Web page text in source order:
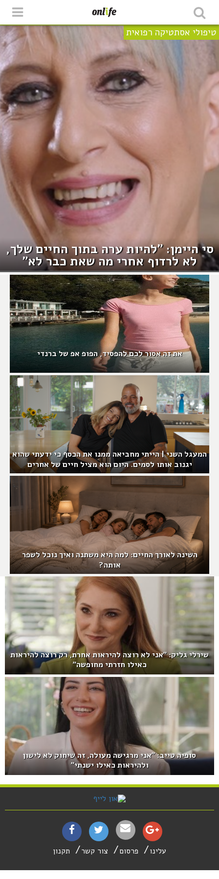
טיפולי אסתטיקה רפואית
סי היימן: "להיות ערה בתוך החיים שלך,
לא לרדוף אחרי מה שאת כבר לא"
את זה אסור לכם להפסיד, הפופ אפ של ברנדי
המעגל השני | הייתי מחביאה ממנו את הכסף כי ידעתי שהוא
יגנוב אותו לסמים. היום הוא מציל חיים של אחרים
השינה לאורך החיים: למה היא משתנה ואיך נוכל לשפר
אותה?
שירלי גליק: "אני לא רוצה להיראות אחרת, רק רוצה להיראות
כאילו חזרתי מחופשה"
סופיה טייב: "אני מרגישה מעולה, זה שיחוק לא לישון
ולהיראות כאילו ישנתי"
עלינו פרסום צור קשר תקנון